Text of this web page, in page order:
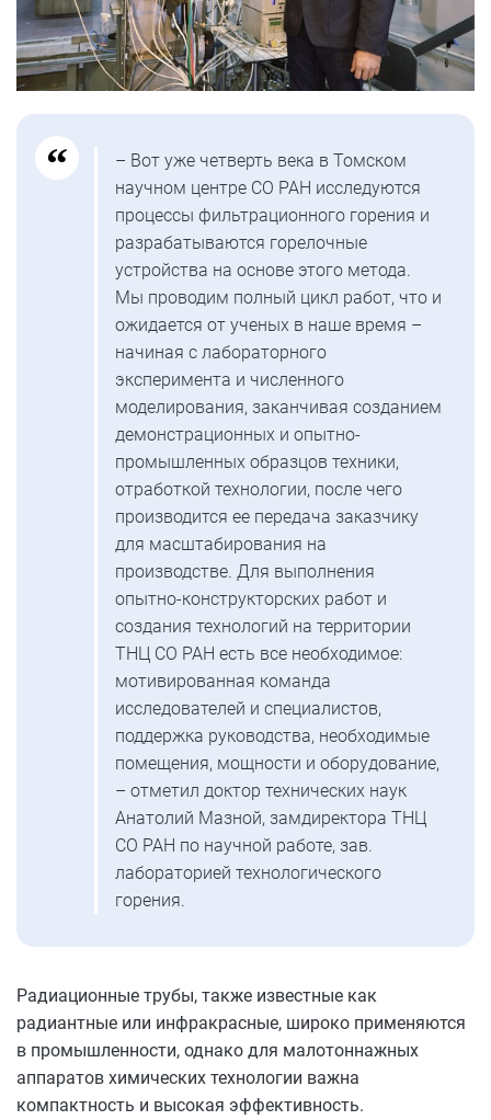
– Вот уже четверть века в Томском
научном центре СО РАН исследуются
процессы фильтрационного горения и
разрабатываются горелочные
устройства на основе этого метода.
Мы проводим полный цикл работ, что и
ожидается от ученых в наше время –
начиная с лабораторного
эксперимента и численного
моделирования, заканчивая созданием
демонстрационных и опытно-
промышленных образцов техники,
отработкой технологии, после чего
производится ее передача заказчику
для масштабирования на
производстве. Для выполнения
опытно-конструкторских работ и
создания технологий на территории
ТНЦ СО РАН есть все необходимое:
мотивированная команда
исследователей и специалистов,
поддержка руководства, необходимые
помещения, мощности и оборудование,
– отметил доктор технических наук
Анатолий Мазной, замдиректора ТНЦ
СО РАН по научной работе, зав.
лабораторией технологического
горения.
Радиационные трубы, также известные как
радиантные или инфракрасные, широко применяются
в промышленности, однако для малотоннажных
аппаратов химических технологии важна
компактность и высокая эффективность.